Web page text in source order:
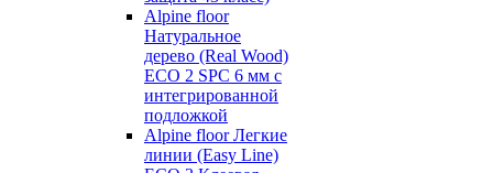
Alpine floor
Натуральное
дерево (Real Wood)
ECO 2 SPC 6 мм с
интегрированной
подложкой
Alpine floor Легкие
линии (Easy Line)